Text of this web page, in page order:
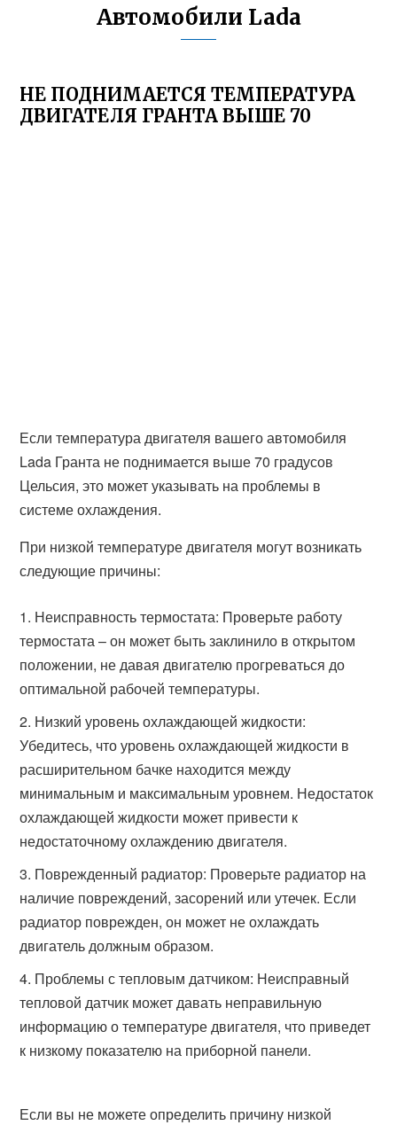
Автомобили Lada
НЕ ПОДНИМАЕТСЯ ТЕМПЕРАТУРА
ДВИГАТЕЛЯ ГРАНТА ВЫШЕ 70
Если температура двигателя вашего автомобиля
Lada Гранта не поднимается выше 70 градусов
Цельсия, это может указывать на проблемы в
системе охлаждения.
При низкой температуре двигателя могут возникать
следующие причины:
Неисправность термостата: Проверьте работу
термостата – он может быть заклинило в открытом
положении, не давая двигателю прогреваться до
оптимальной рабочей температуры.
Низкий уровень охлаждающей жидкости:
Убедитесь, что уровень охлаждающей жидкости в
расширительном бачке находится между
минимальным и максимальным уровнем. Недостаток
охлаждающей жидкости может привести к
недостаточному охлаждению двигателя.
Поврежденный радиатор: Проверьте радиатор на
наличие повреждений, засорений или утечек. Если
радиатор поврежден, он может не охлаждать
двигатель должным образом.
Проблемы с тепловым датчиком: Неисправный
тепловой датчик может давать неправильную
информацию о температуре двигателя, что приведет
к низкому показателю на приборной панели.
Если вы не можете определить причину низкой